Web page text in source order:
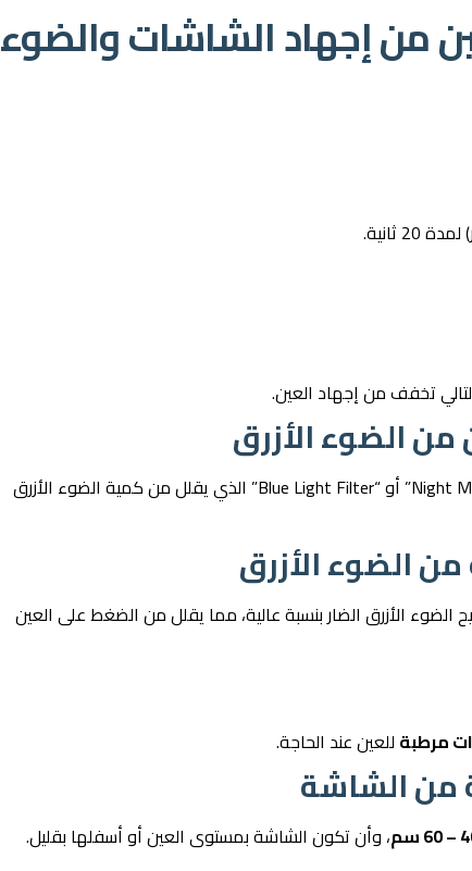
من إجهاد الشاشات والضوء
تخفف من إجهاد العين.
تحتوي معظم الهواتف والحواسيب على وضع “Night Mode” أو “Blue Light Filter” الذي يقلل من كمية الضوء الأزرق
الأزرق الضار بنسبة عالية، مما يقلل من الضغط على العين
مرطبة للعين عند الحاجة.
سم ، وأن تكون الشاشة بمستوى العين أو أسفلها بقليل.